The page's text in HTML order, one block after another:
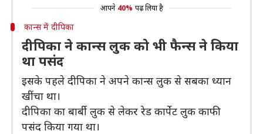
आपने 40% पढ़ लिया है
कान्स में दीपिका
दीपिका ने कान्स लुक को भी फैन्स ने किया
था पसंद
इसके पहले दीपिका ने अपने कान्स लुक से सबका ध्यान
खींचा था।
दीपिका का बार्बी लुक से लेकर रेड कार्पेट लुक काफी
पसंद किया गया था।